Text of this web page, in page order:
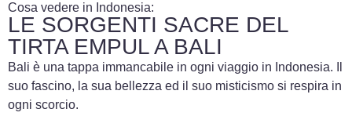
Cosa vedere in Indonesia:
LE SORGENTI SACRE DEL
TIRTA EMPUL A BALI
Bali è una tappa immancabile in ogni viaggio in Indonesia. Il
suo fascino, la sua bellezza ed il suo misticismo si respira in
ogni scorcio.